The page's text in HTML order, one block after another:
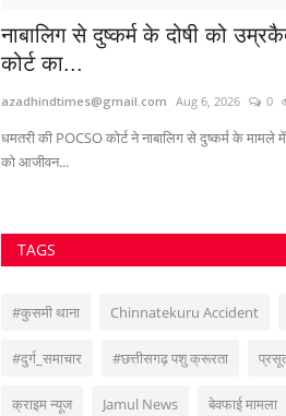
नाबालिग से दुष्कर्म के दोषी को
कोर्ट का...
azadhindtimes@gmail.com Aug 6, 2026 0
धमतरी की POCSO कोर्ट ने नाबालिग से दुष्कर्म के मामले
को आजीवन...
TAGS
#कुसमी थाना Chinnatekuru Accident
#दुर्ग_समाचार #छत्तीसगढ़ पशु क्रूरता
क्राइम न्यूज Jamul News बेवफाई मामला